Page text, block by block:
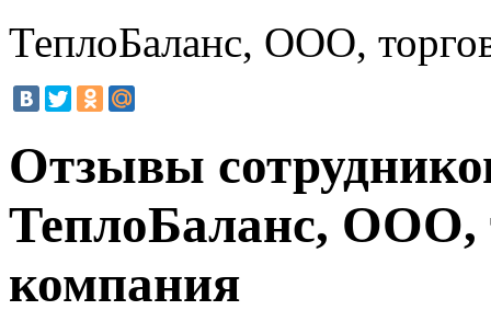
ТеплоБаланс, ООО,
Отзывы
ТеплоБаланс, ООО,
компания